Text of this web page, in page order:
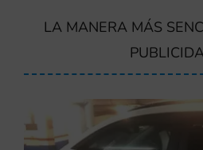
LA MANERA MÁS